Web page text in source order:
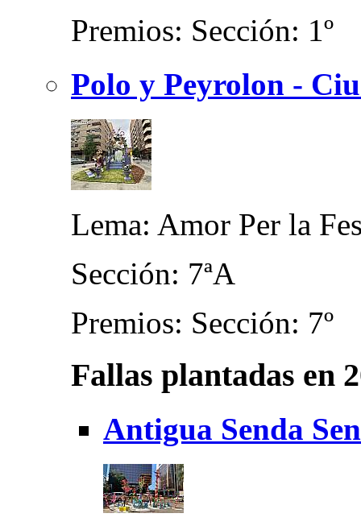
Premios: Sección: 1º
Polo y Peyrolon -
Lema: Amor Per la
Sección: 7ªA
Premios: Sección: 7º
Fallas plantadas en
Antigua Senda